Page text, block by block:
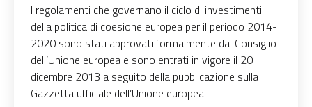
I regolamenti che governano il ciclo di investimenti
della politica di coesione europea per il periodo 2014-
2020 sono stati approvati formalmente dal Consiglio
dell’Unione europea e sono entrati in vigore il 20
dicembre 2013 a seguito della pubblicazione sulla
Gazzetta ufficiale dell’Unione europea